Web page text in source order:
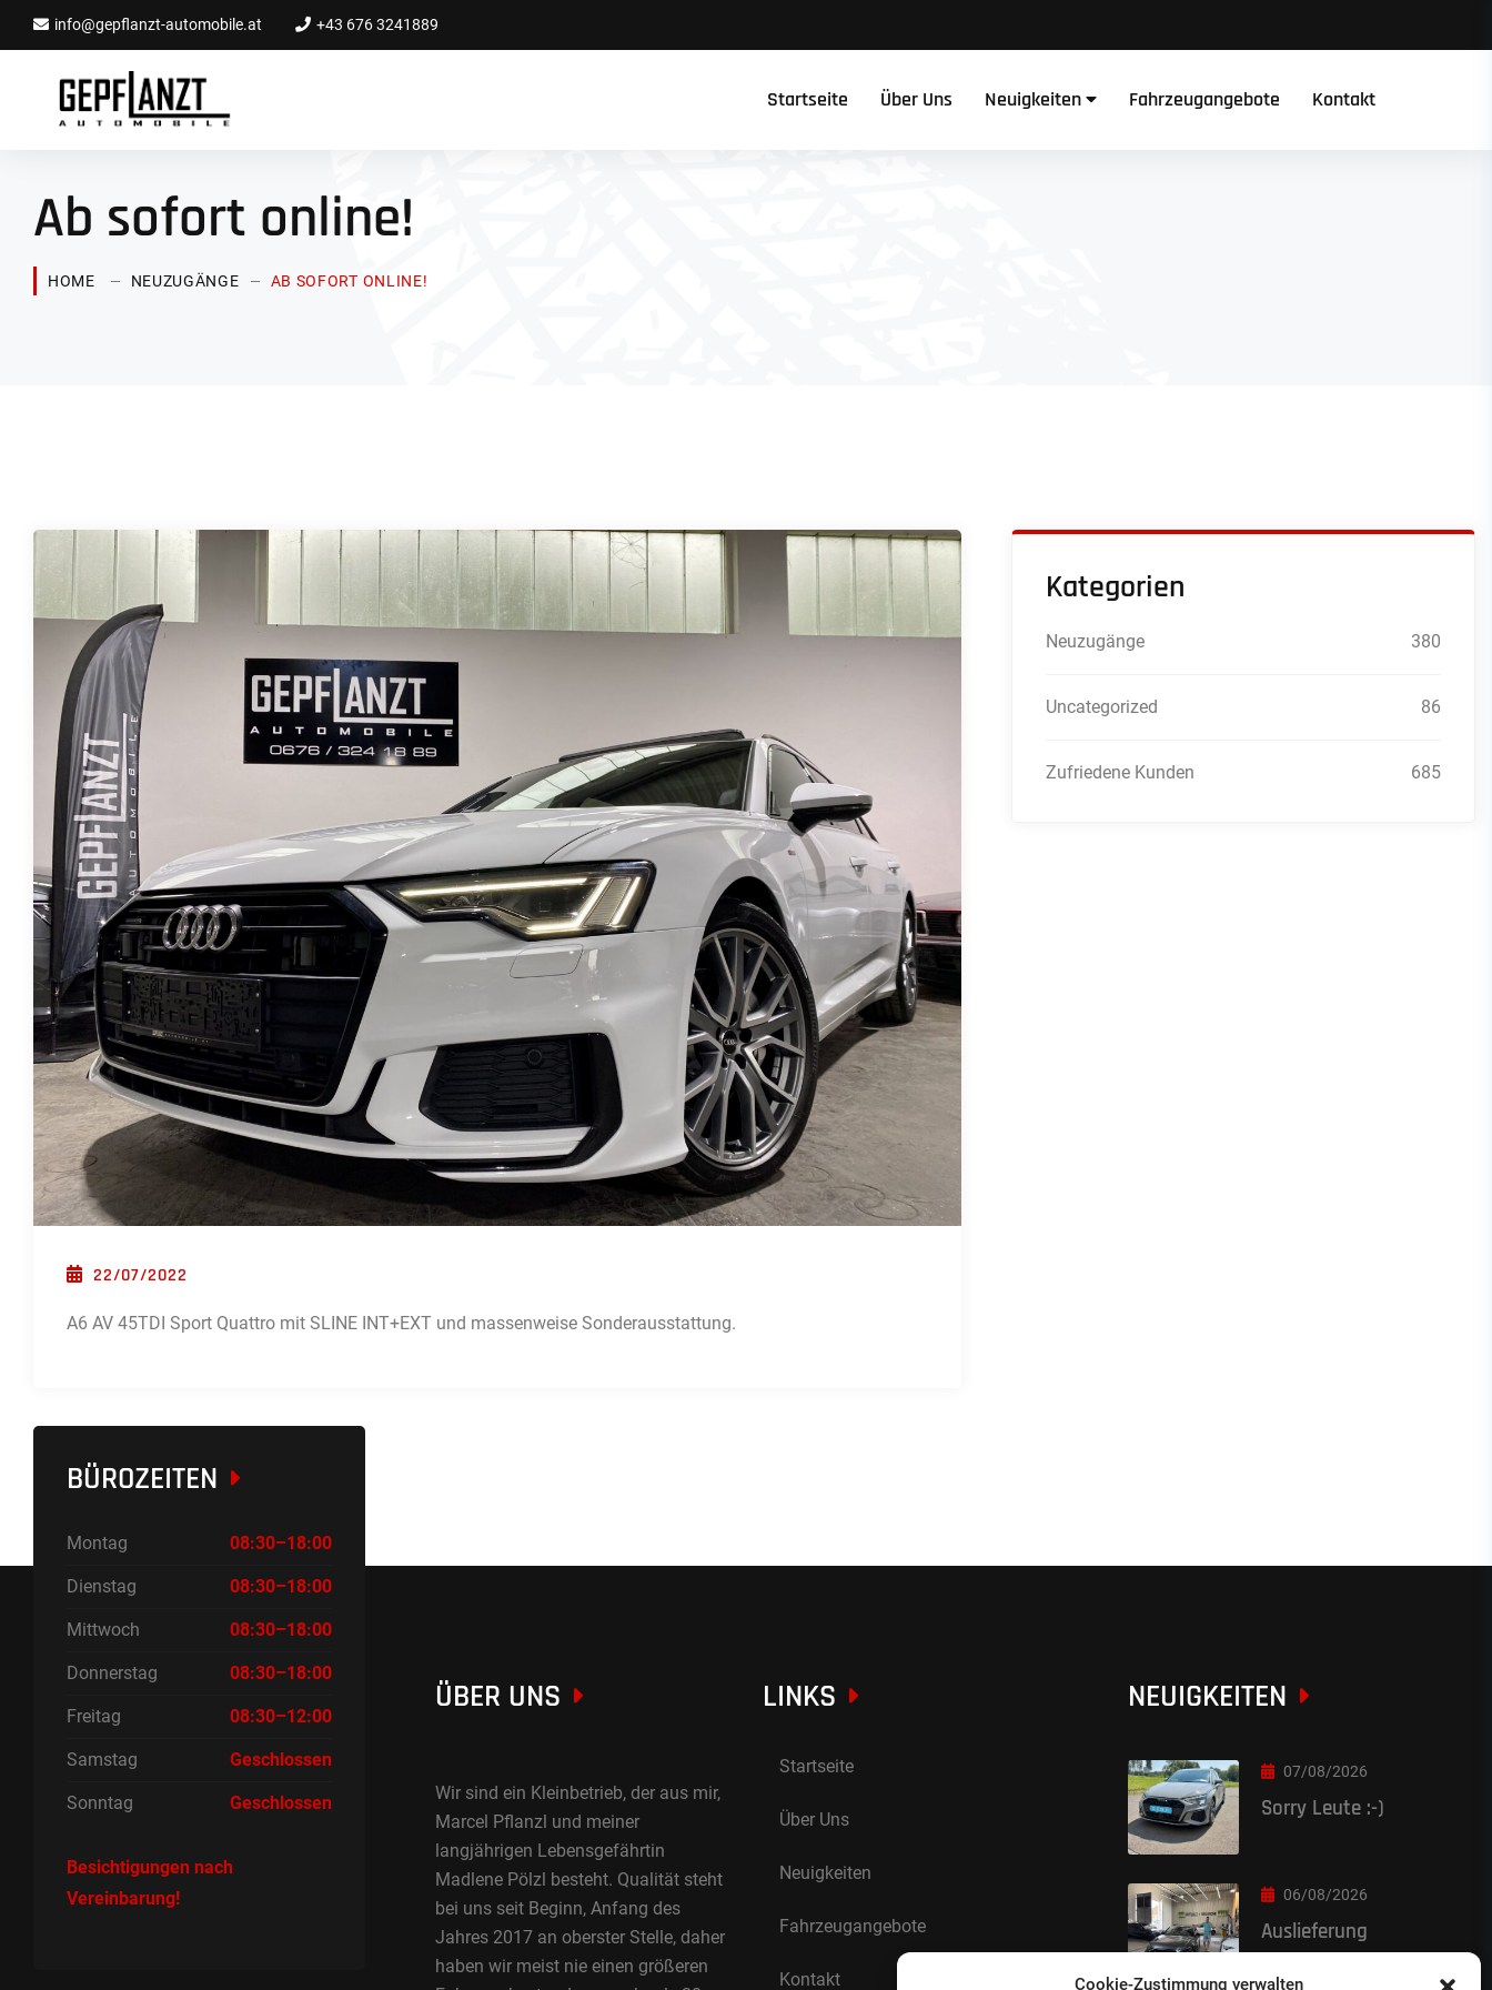
Cookie-Zustimmung verwalten
info@gepflanzt-automobile.at +43 676 3241889
Startseite Über Uns Neuigkeiten Fahrzeugangebote Kontakt
Ab sofort online!
HOME NEUZUGÄNGE AB SOFORT ONLINE!
POSTED ON
22/07/2022
A6 AV 45TDI Sport Quattro mit SLINE INT+EXT und massenweise Sonderausstattung.
Kategorien
Neuzugänge 380
Uncategorized 86
Zufriedene Kunden 685
BÜROZEITEN
Montag 08:30–18:00
Dienstag 08:30–18:00
Mittwoch 08:30–18:00
Donnerstag 08:30–18:00
Freitag 08:30–12:00
Samstag Geschlossen
Sonntag Geschlossen
Besichtigungen nach
Vereinbarung!
ÜBER UNS
Wir sind ein Kleinbetrieb, der aus mir,
Marcel Pflanzl und meiner
langjährigen Lebensgefährtin
Madlene Pölzl besteht. Qualität steht
bei uns seit Beginn, Anfang des
Jahres 2017 an oberster Stelle, daher
haben wir meist nie einen größeren
LINKS
Startseite
Über Uns
Neuigkeiten
Fahrzeugangebote
Kontakt
NEUIGKEITEN
07/08/2026
Sorry Leute :-)
06/08/2026
Auslieferung